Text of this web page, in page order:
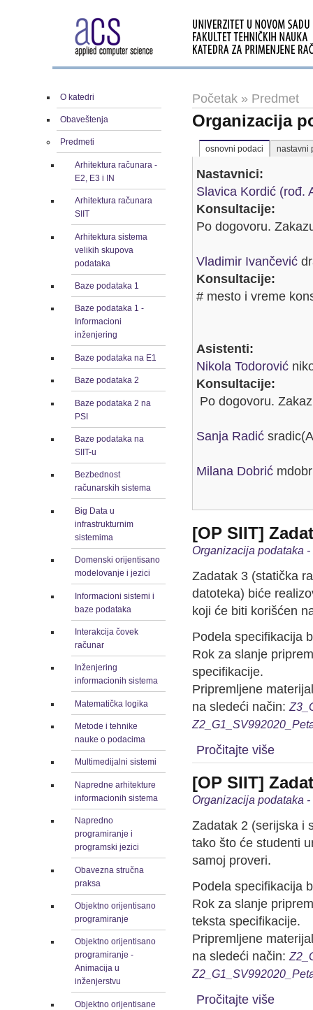
O katedri
Obaveštenja
Predmeti
Arhitektura računara -
E2, E3 i IN
Arhitektura računara
SIIT
Arhitektura sistema
velikih skupova
podataka
Baze podataka 1
Baze podataka 1 -
Informacioni
inženjering
Baze podataka na E1
Baze podataka 2
Baze podataka 2 na
PSI
Baze podataka na
SIIT-u
Bezbednost
računarskih sistema
Big Data u
infrastrukturnim
sistemima
Domenski orijentisano
modelovanje i jezici
Informacioni sistemi i
baze podataka
Interakcija čovek
računar
Inženjering
informacionih sistema
Matematička logika
Metode i tehnike
nauke o podacima
Multimedijalni sistemi
Napredne arhitekture
informacionih sistema
Napredno
programiranje i
programski jezici
Obavezna stručna
praksa
Objektno orijentisano
programiranje
Objektno orijentisano
programiranje -
Animacija u
inženjerstvu
Objektno orijentisane
Početak » Predmet
Organizacija
osnovni podaci nastavni
Nastavnici:
Slavica Kordić (rođ.
Konsultacije:
Po dogovoru.
Vladimir Ivančević
Konsultacije:
# mesto i vreme
Asistenti:
Nikola Todorović
Konsultacije:
Po dogovoru.
Sanja Radić
Milana Dobrić
[OP SIIT]
Organizacija podataka
Zadatak 3 (statička
datoteka) biće
koji će biti korišćen
Podela specifikacija
Rok za slanje
specifikacije.
Pripremljene
na sledeći način:
Pročitajte više
[OP SIIT]
Organizacija podataka
Zadatak 2 (serijska i
tako što će studenti
samoj proveri.
Podela specifikacija
Rok za slanje
teksta specifikacije.
Pripremljene
na sledeći način:
Pročitajte više